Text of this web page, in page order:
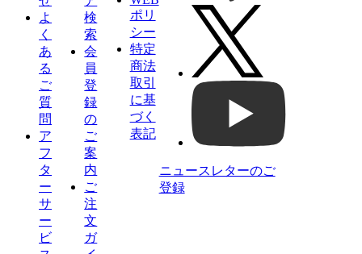
よ
く
あ
る
ご
質
問
ア
フ
タ
ー
サ
ー
ビ
検
索
会
員
登
録
の
ご
案
内
ご
注
文
ガ
ポリ
シー
特定
商法
取引
に基
づく
表記
ニュースレターのご
登録